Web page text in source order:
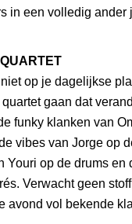
in een volledig ander
op je dagelijkse
gaan dat
funky klanken van
vibes van Jorge op
Youri op de drums en
Verwacht geen
avond vol bekende